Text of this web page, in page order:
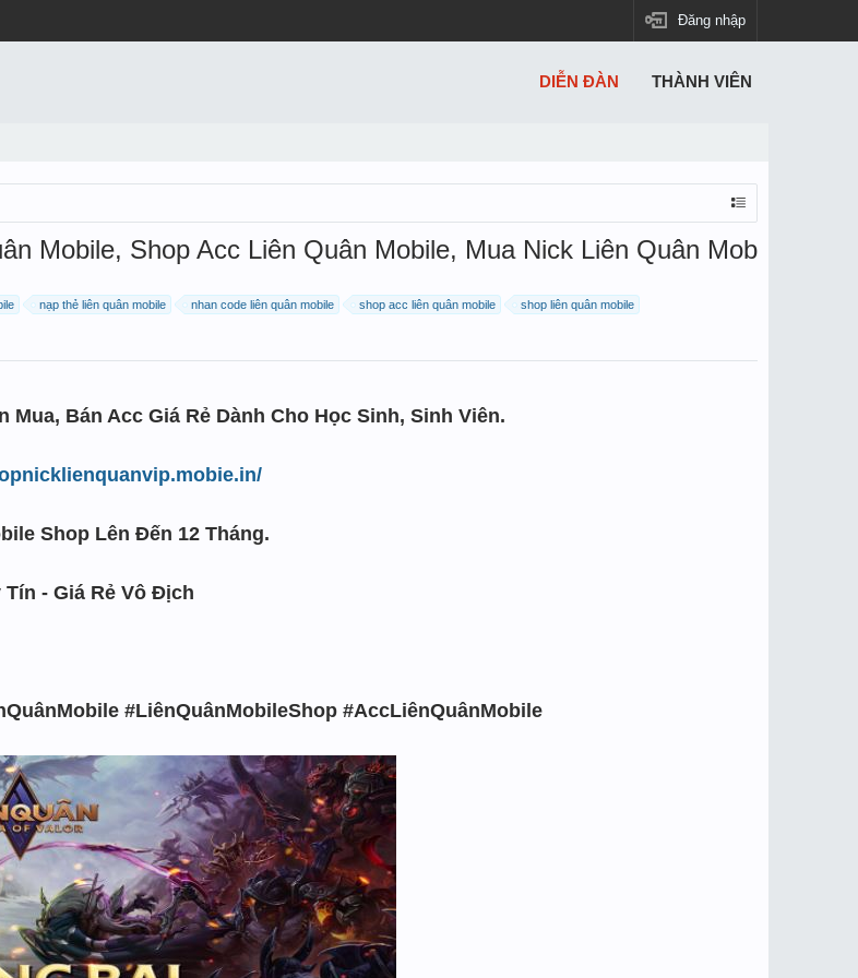
Đăng nhập
Mobile, Shop Acc Liên Quân Mobile, Mua Nick Liên Quân Mob
nạp thẻ liên quân mobile nhan code liên quân mobile shop acc liên quân mobile
shop liên quân mobile
Mua, Bán Acc Giá Rẻ Dành Cho Học Sinh, Sinh Viên.
Shop Lên Đến 12 Tháng.
- Giá Rẻ Vô Địch
#LiênQuânMobileShop #AccLiênQuânMobile
DIỄN ĐÀN THÀNH VIÊN